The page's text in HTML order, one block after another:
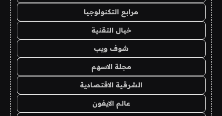
مرابع التكنولوجيا
خيال التقنية
شوف ويب
مجلة الاسهم
الشرقية الاقتصادية
عالم الايفون